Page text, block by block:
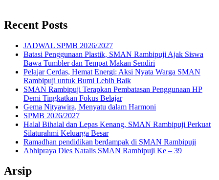
Recent Posts
JADWAL SPMB 2026/2027
Batasi Penggunaan Plastik, SMAN Rambipuji Ajak Siswa
Bawa Tumbler dan Tempat Makan Sendiri
Pelajar Cerdas, Hemat Energi: Aksi Nyata Warga SMAN
Rambipuji untuk Bumi Lebih Baik
SMAN Rambipuji Terapkan Pembatasan Penggunaan HP
Demi Tingkatkan Fokus Belajar
Gema Nityawira, Menyatu dalam Harmoni
SPMB 2026/2027
Halal Bihalal dan Lepas Kenang, SMAN Rambipuji Perkuat
Silaturahmi Keluarga Besar
Ramadhan pendidikan berdampak di SMAN Rambipuji
Abhipraya Dies Natalis SMAN Rambipuji Ke – 39
Arsip